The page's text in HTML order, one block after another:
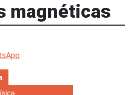
magnéticas